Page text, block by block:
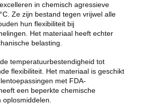
excelleren in chemisch agressieve
Ze zijn bestand tegen vrijwel alle
hun flexibiliteit bij
Het materiaal heeft echter
belasting.
temperatuurbestendigheid tot
flexibiliteit. Het materiaal is geschikt
met FDA-
een beperkte chemische